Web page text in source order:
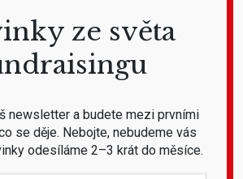
ze světa
newsletter a budete mezi prvními
se děje. Nebojte, nebudeme vás
odesíláme 2–3 krát do měsíce.